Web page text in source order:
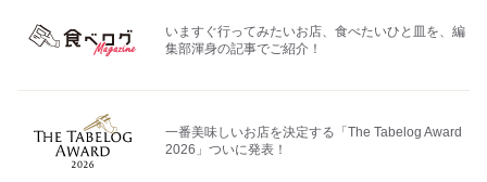
いますぐ行ってみたいお店、食べたいひと皿を、編
集部渾身の記事でご紹介！
一番美味しいお店を決定する「The Tabelog Award
2026」ついに発表！